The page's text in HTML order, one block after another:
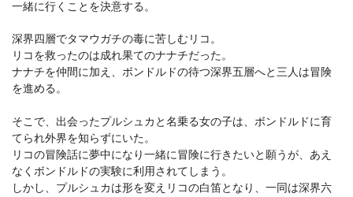
一緒に行くことを決意する。
深界四層でタマウガチの毒に苦しむリコ。
リコを救ったのは成れ果てのナナチだった。
ナナチを仲間に加え、ボンドルドの待つ深界五層へと三人は冒険
を進める。
そこで、出会ったプルシュカと名乗る女の子は、ボンドルドに育
てられ外界を知らずにいた。
リコの冒険話に夢中になり一緒に冒険に行きたいと願うが、あえ
なくボンドルドの実験に利用されてしまう。
しかし、プルシュカは形を変えリコの白笛となり、一同は深界六